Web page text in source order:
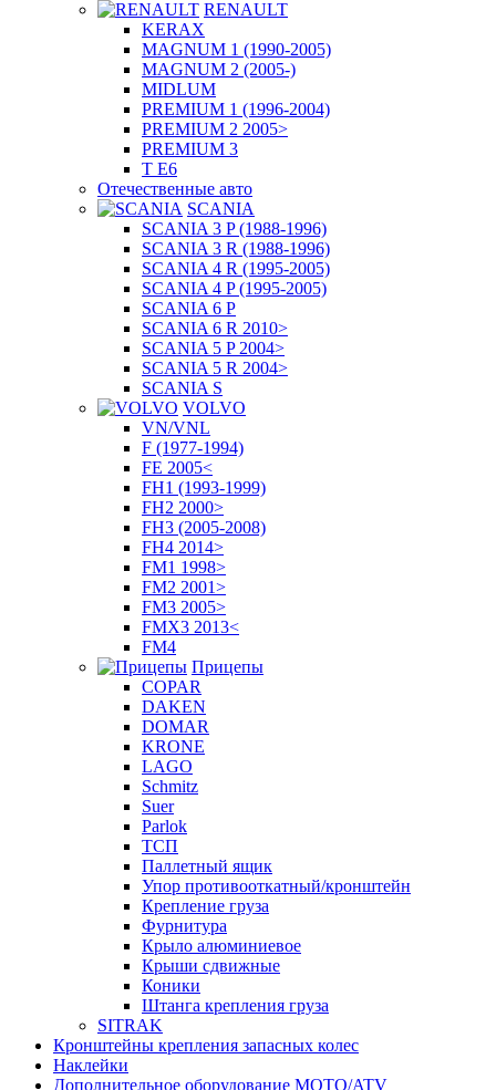
RENAULT
KERAX
MAGNUM 1 (1990-2005)
MAGNUM 2 (2005-)
MIDLUM
PREMIUM 1 (1996-2004)
PREMIUM 2 2005>
PREMIUM 3
T E6
Отечественные авто
SCANIA
SCANIA 3 P (1988-1996)
SCANIA 3 R (1988-1996)
SCANIA 4 R (1995-2005)
SCANIA 4 P (1995-2005)
SCANIA 6 P
SCANIA 6 R 2010>
SCANIA 5 P 2004>
SCANIA 5 R 2004>
SCANIA S
VOLVO
VN/VNL
F (1977-1994)
FE 2005<
FH1 (1993-1999)
FH2 2000>
FH3 (2005-2008)
FH4 2014>
FM1 1998>
FM2 2001>
FM3 2005>
FMX3 2013<
FM4
Прицепы
COPAR
DAKEN
DOMAR
KRONE
LAGO
Schmitz
Suer
Parlok
ТСП
Паллетный ящик
Упор противооткатный/кронштейн
Крепление груза
Фурнитура
Крыло алюминиевое
Крыши сдвижные
Коники
Штанга крепления груза
SITRAK
Кронштейны крепления запасных колес
Наклейки
Дополнительное оборудование MOTO/ATV